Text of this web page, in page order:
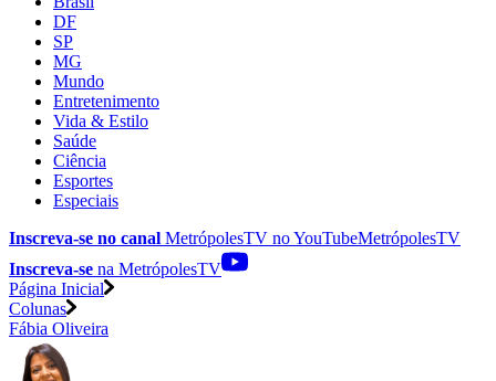
DF
SP
MG
Mundo
Entretenimento
Vida & Estilo
Saúde
Ciência
Esportes
Especiais
Inscreva-se no canal MetrópolesTV noYouTubeMetrópolesTV
Inscreva-se na MetrópolesTV
Página Inicial
Colunas
Fábia Oliveira